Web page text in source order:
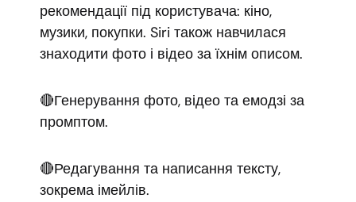
рекомендації під користувача: кіно,
музики, покупки. Siri також навчилася
знаходити фото і відео за їхнім описом.
🔴Генерування фото, відео та емодзі за
промптом.
🔴Редагування та написання тексту,
зокрема імейлів.